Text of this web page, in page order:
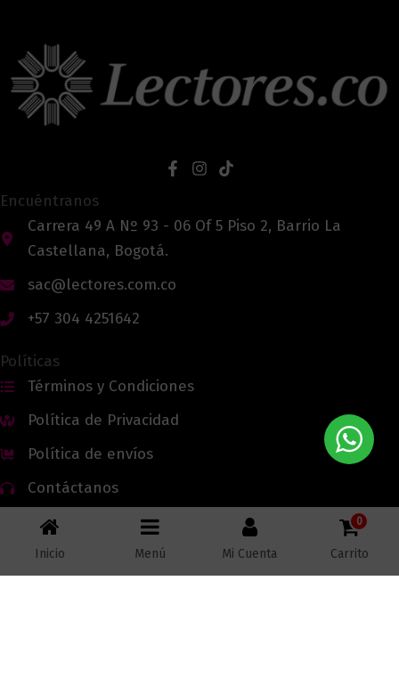
Encuéntranos
Carrera 49 A Nº 93 - 06 Of 5 Piso 2, Barrio La
Castellana, Bogotá.
sac@lectores.com.co
+57 304 4251642
Políticas
Términos y Condiciones
Política de Privacidad
Política de envíos
Contáctanos
Todos los derechos reservados © 2026 Lectores.co |
Inicio Menú Mi Cuenta
0
Carrito